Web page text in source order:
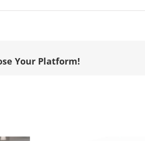
Your Platform!